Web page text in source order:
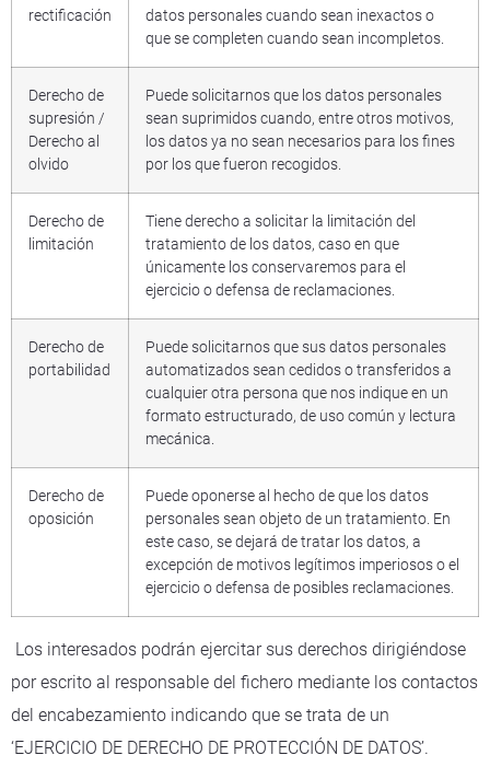
rectificación
datos personales cuando sean inexactos o
que se completen cuando sean incompletos.
Derecho de
supresión /
Derecho al
olvido
Puede solicitarnos que los datos personales
sean suprimidos cuando, entre otros motivos,
los datos ya no sean necesarios para los fines
por los que fueron recogidos.
Derecho de
limitación
Tiene derecho a solicitar la limitación del
tratamiento de los datos, caso en que
únicamente los conservaremos para el
ejercicio o defensa de reclamaciones.
Derecho de
portabilidad
Puede solicitarnos que sus datos personales
automatizados sean cedidos o transferidos a
cualquier otra persona que nos indique en un
formato estructurado, de uso común y lectura
mecánica.
Derecho de
oposición
Puede oponerse al hecho de que los datos
personales sean objeto de un tratamiento. En
este caso, se dejará de tratar los datos, a
excepción de motivos legítimos imperiosos o el
ejercicio o defensa de posibles reclamaciones.
Los interesados podrán ejercitar sus derechos dirigiéndose
por escrito al responsable del fichero mediante los contactos
del encabezamiento indicando que se trata de un
‘EJERCICIO DE DERECHO DE PROTECCIÓN DE DATOS’.